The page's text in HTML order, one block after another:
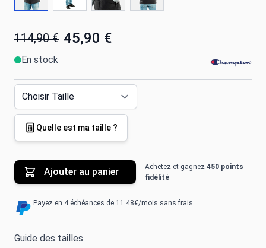
114,90 € 45,90 €
En stock
Quelle est ma taille ?
Ajouter au panier Achetez et gagnez 450 points
fidélité
Payez en 4 échéances de 11.48€/mois sans frais.
Guide des tailles